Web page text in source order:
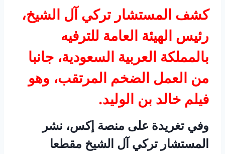
كشف المستشار تركي آل الشيخ،
رئيس الهيئة العامة للترفيه
بالمملكة العربية السعودية، جانبا
من العمل الضخم المرتقب، وهو
فيلم خالد بن الوليد.
وفي تغريدة على منصة إكس، نشر
المستشار تركي آل الشيخ مقطعا